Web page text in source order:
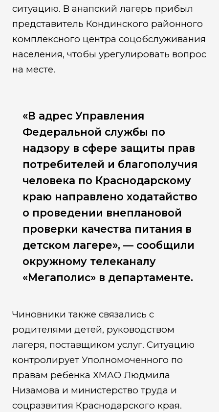
ситуацию. В анапский лагерь прибыл
представитель Кондинского районного
комплексного центра соцобслуживания
населения, чтобы урегулировать вопрос
на месте.
«В адрес Управления
Федеральной службы по
надзору в сфере защиты прав
потребителей и благополучия
человека по Краснодарскому
краю направлено ходатайство
о проведении внеплановой
проверки качества питания в
детском лагере», — сообщили
окружному телеканалу
«Мегаполис» в департаменте.
Чиновники также связались с
родителями детей, руководством
лагеря, поставщиком услуг. Ситуацию
контролирует Уполномоченного по
правам ребенка ХМАО Людмила
Низамова и министерство труда и
соцразвития Краснодарского края.